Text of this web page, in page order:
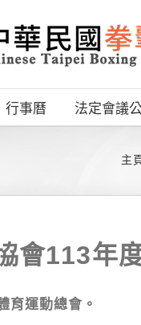
行事曆 法定會議
主
會113年
育運動總會。